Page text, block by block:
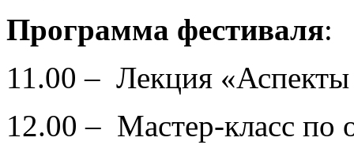
Программа фестиваля:
11.00 – Лекция «Аспекты
12.00 – Мастер-класс по